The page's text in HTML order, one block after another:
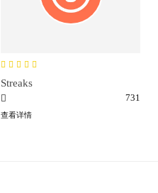
Streaks
731
查看详情